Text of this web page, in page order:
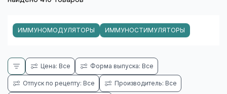
ИММУНОМОДУЛЯТОРЫ ИММУНОСТИМУЛЯТОРЫ
Цена: Все Форма выпуска: Все
Отпуск по рецепту: Все Производитель: Все